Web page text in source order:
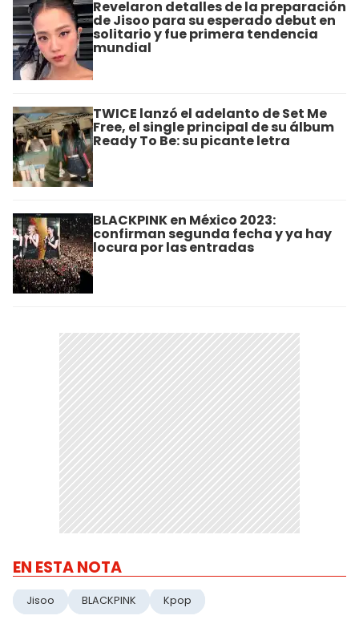
Revelaron detalles de la preparación
de Jisoo para su esperado debut en
solitario y fue primera tendencia
mundial
TWICE lanzó el adelanto de Set Me
Free, el single principal de su álbum
Ready To Be: su picante letra
BLACKPINK en México 2023:
confirman segunda fecha y ya hay
locura por las entradas
EN ESTA NOTA
Jisoo BLACKPINK Kpop